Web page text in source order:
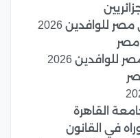
للوافدين 2026
مصر
2026
القاهرة
في القانون